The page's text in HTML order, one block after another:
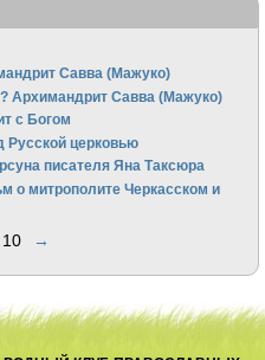
Савва (Мажуко)
Архимандрит Савва (Мажуко)
с Богом
Русской церковью
писателя Яна Таксюра
митрополите Черкасском и
10 →